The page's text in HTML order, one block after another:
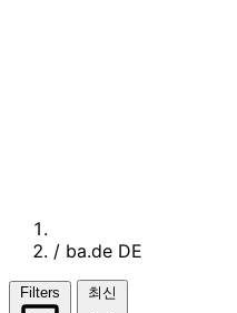
/ ba.de DE
Filters 최신